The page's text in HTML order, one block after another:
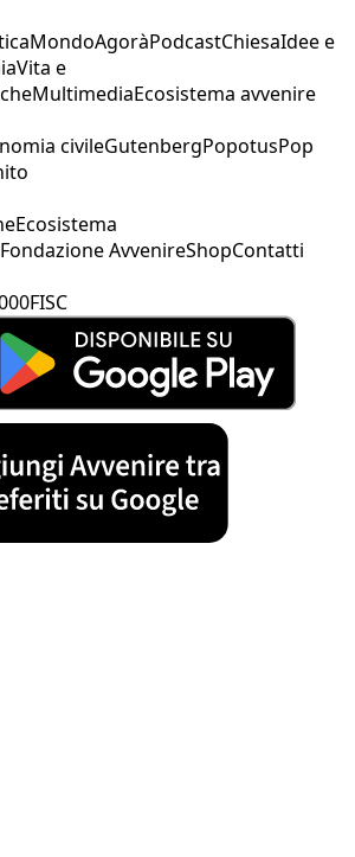
MondoAgoràPodcastChiesaIdee e
Vita e
MultimediaEcosistema avvenire
civileGutenbergPopotusPop
Ecosistema
Fondazione AvvenireShopContatti
FISC